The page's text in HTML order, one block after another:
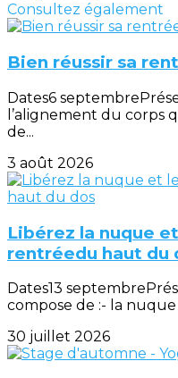
Consultez également
Bien réussir sa
Dates6
l’alignement du corps
de...
3 août 2026
Libérez la nuque
rentréedu haut du
Dates13
compose de :- la nuque
30 juillet 2026